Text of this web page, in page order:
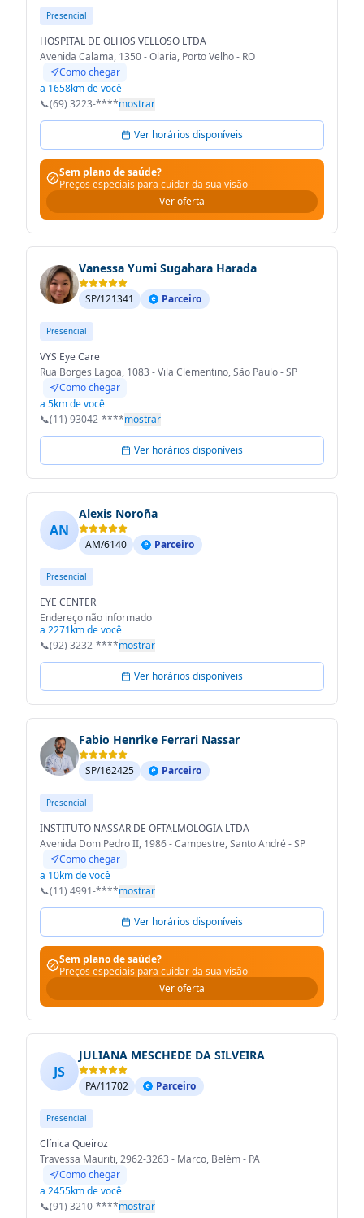
Presencial
HOSPITAL DE OLHOS VELLOSO LTDA
Avenida Calama, 1350 - Olaria, Porto Velho - RO
Como chegar
a 1658km de você
📞(69) 3223-****mostrar
Ver horários disponíveis
Sem plano de saúde?
Preços especiais para cuidar da sua visão
Ver oferta
Vanessa Yumi Sugahara Harada
SP/121341 Parceiro
Presencial
VYS Eye Care
Rua Borges Lagoa, 1083 - Vila Clementino, São Paulo - SP
Como chegar
a 5km de você
📞(11) 93042-****mostrar
Ver horários disponíveis
AN
Alexis Noroña
AM/6140 Parceiro
Presencial
EYE CENTER
Endereço não informado
a 2271km de você
📞(92) 3232-****mostrar
Ver horários disponíveis
Fabio Henrike Ferrari Nassar
SP/162425 Parceiro
Presencial
INSTITUTO NASSAR DE OFTALMOLOGIA LTDA
Avenida Dom Pedro II, 1986 - Campestre, Santo André - SP
Como chegar
a 10km de você
📞(11) 4991-****mostrar
Ver horários disponíveis
Sem plano de saúde?
Preços especiais para cuidar da sua visão
Ver oferta
JS
JULIANA MESCHEDE DA SILVEIRA
PA/11702 Parceiro
Presencial
Clínica Queiroz
Travessa Mauriti, 2962-3263 - Marco, Belém - PA
Como chegar
a 2455km de você
📞(91) 3210-****mostrar